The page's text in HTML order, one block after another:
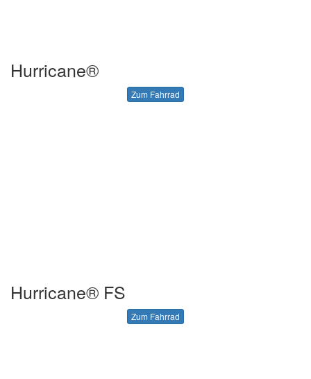
Hurricane®
Zum Fahrrad
Hurricane® FS
Zum Fahrrad